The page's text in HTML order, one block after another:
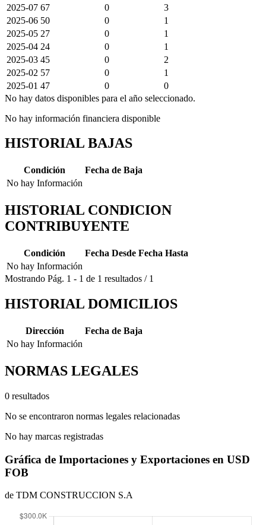
2025-07 67 0
3
2025-06 50 0
1
2025-05 27 0
1
2025-04 24 0
1
2025-03 45 0
2
2025-02 57 0
1
2025-01 47 0
0
No hay datos disponibles para el año seleccionado.
No hay información financiera disponible
HISTORIAL BAJAS
Condición
Fecha de Baja
No hay Información
HISTORIAL CONDICION
CONTRIBUYENTE
Condición Fecha Desde Fecha Hasta
No hay Información
Mostrando Pág. 1 - 1 de 1 resultados / 1
HISTORIAL DOMICILIOS
Dirección
Fecha de Baja
No hay Información
NORMAS LEGALES
0 resultados
No se encontraron normas legales relacionadas
No hay marcas registradas
Gráfica de Importaciones y Exportaciones en USD
FOB
de TDM CONSTRUCCION S.A